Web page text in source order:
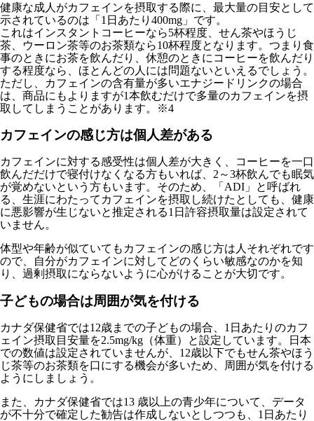
健康な成人がカフェインを摂取する際に、最大量の目安として
示されているのは「1日あたり400mg」です。
これはインスタントコーヒーなら5杯程度、せん茶やほうじ
茶、ウーロン茶等のお茶類なら10杯程度となります。つまり食
事のときにお茶を飲んだり、休憩のときにコーヒーを飲んだり
する程度なら、ほとんどの人には問題ないといえるでしょう。
ただし、カフェインの含有量が多いエナジードリンクの場合
は、商品にもよりますが1本飲むだけで多量のカフェインを摂
取してしまうことがあります。※4
カフェインの感じ方は個人差がある
カフェインに対する感受性は個人差が大きく、コーヒーを一口
飲んだだけで寝付けなくなる方もいれば、2～3杯飲んでも眠気
が覚めないという方もいます。そのため、「ADI」と呼ばれ
る、生涯にわたってカフェインを摂取し続けたとしても、健康
に悪影響が生じないと推定される1日許容摂取量は設定されて
いません。
体型や年齢が似ていてもカフェインの感じ方は人それぞれです
ので、自分がカフェインに対してどのくらい敏感なのかを知
り、過剰摂取にならないように心がけることが大切です。
子どもの場合は周囲が気を付ける
カナダ保健省では12歳までの子どもの場合、1日あたりのカフ
ェイン摂取目安量を2.5mg/kg（体重）と設定しています。日本
での数値は設定されていませんが、12歳以下でもせん茶やほう
じ茶等のお茶類を口にする機会が多いため、周囲が気を付ける
ようにしましょう。
また、カナダ保健省では13 歳以上の青少年について、データ
が不十分で確定した勧告は作成しないとしつつも、1日あたり